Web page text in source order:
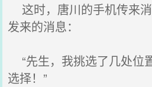
这时，唐川的手机传来
发来的消息：
“先生，我挑选了几处位
选择！”